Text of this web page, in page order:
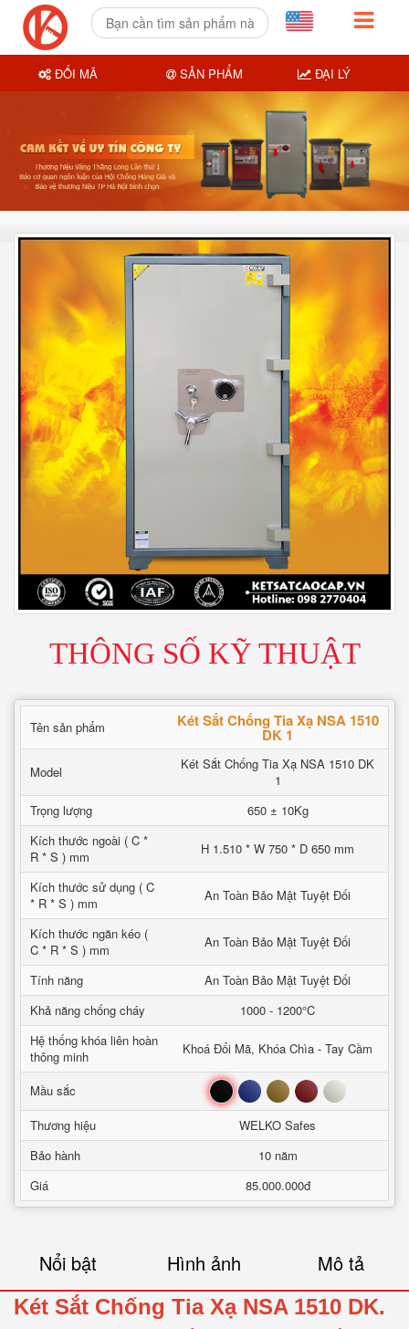
THÔNG SỐ KỸ THUẬT
Tên sản phẩm Két Sắt Chống Tia Xạ NSA 1510
DK 1
Model
Két Sắt Chống Tia Xạ NSA 1510 DK
1
Trọng lượng
650 ± 10Kg
Kích thước ngoài ( C *
R * S ) mm
H 1.510 * W 750 * D 650 mm
Kích thước sử dụng ( C
* R * S ) mm
An Toàn Bảo Mật Tuyệt Đối
Kích thước ngăn kéo (
C * R * S ) mm
An Toàn Bảo Mật Tuyệt Đối
Tính năng
An Toàn Bảo Mật Tuyệt Đối
Khả năng chống cháy
1000 - 1200°C
Hệ thống khóa liên hoàn
thông minh
Khoá Đổi Mã, Khóa Chìa - Tay Cầm
Mầu sắc Đen Xanh Nâu Đỏ Trắng
Thương hiệu
WELKO Safes
Bảo hành
10 năm
Giá
85.000.000đ
Nổi bật Hình ảnh Mô tả
Két Sắt Chống Tia Xạ NSA 1510 DK.
ĐỔI MÃ SẢN PHẨM ĐẠI LÝ